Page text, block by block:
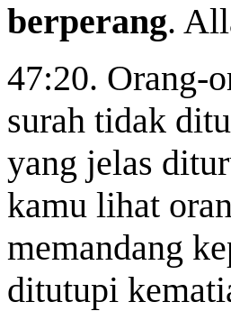
berperang.
47:20. Orang-
surah tidak
yang jelas
kamu lihat
memandang
ditutupi